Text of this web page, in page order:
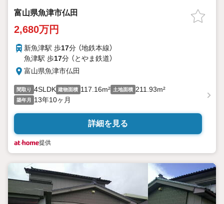
富山県魚津市仏田
2,680万円
新魚津駅 歩17分 （地鉄本線）
魚津駅 歩17分 （とやま鉄道）
富山県魚津市仏田
間取り 4SLDK 建物面積 117.16m² 土地面積 211.93m²
築年月 13年10ヶ月
詳細を見る
提供